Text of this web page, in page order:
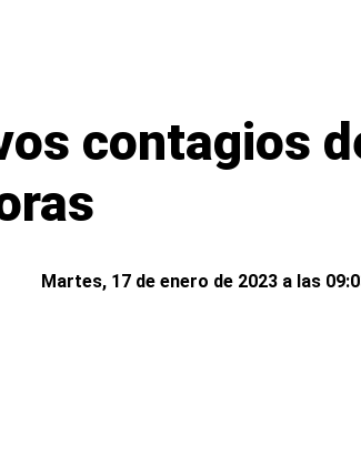
contagios
Martes, 17 de enero de 2023 a las